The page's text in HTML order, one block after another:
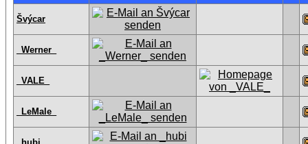
Švýcar
_Werner_
_VALE_
_LeMale_